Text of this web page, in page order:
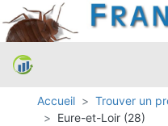
Accueil Trouver un
Eure-et-Loir (28)